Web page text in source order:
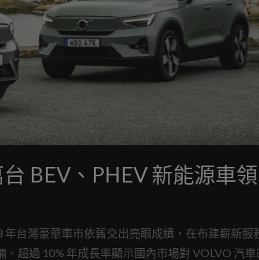
BEV、PHEV 新能源車
台灣豪華車市依舊交出亮眼成績，在布建嶄新服
超過 10% 年成長率顯示國內市場對 VOLVO 汽